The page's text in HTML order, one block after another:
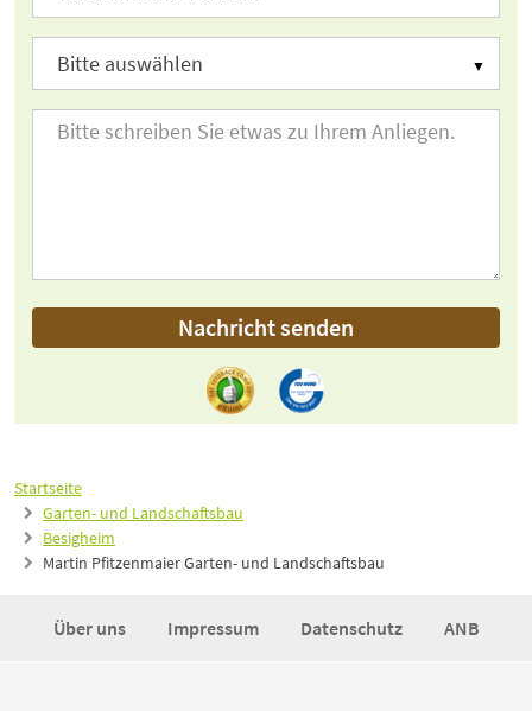
Startseite
Garten- und Landschaftsbau
Besigheim
Martin Pfitzenmaier Garten- und Landschaftsbau
Nachricht senden
Über uns Impressum Datenschutz ANB